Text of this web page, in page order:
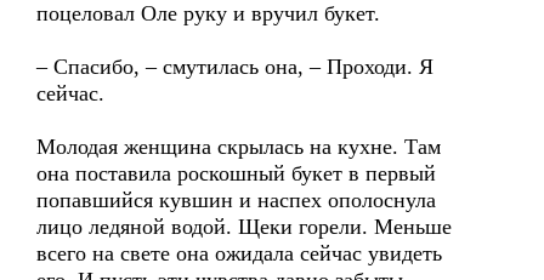
поцеловал Оле руку и вручил букет.
– Спасибо, – смутилась она, – Проходи. Я
сейчас.
Молодая женщина скрылась на кухне. Там
она поставила роскошный букет в первый
попавшийся кувшин и наспех ополоснула
лицо ледяной водой. Щеки горели. Меньше
всего на свете она ожидала сейчас увидеть